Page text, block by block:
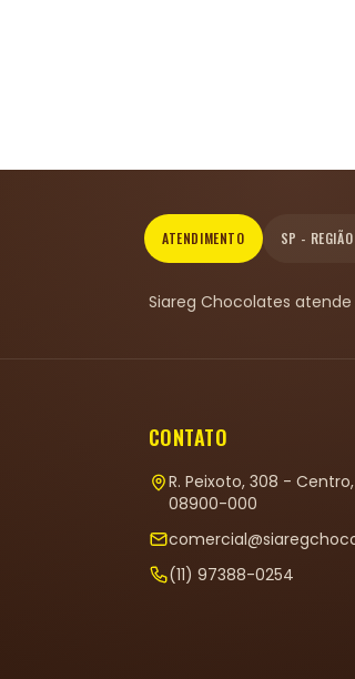
ATENDIMENTO SP -
Siareg Chocolates
CONTATO
R. Peixoto, 308 -
08900-000
(11) 97388-0254